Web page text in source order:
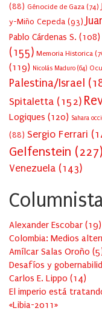
(88) Génocide de Gaza (74)
y-Miño Cepeda (93)
Pablo Cárdenas S. (108)
(155) Memoria Historica
(119) Nicolás Maduro (64)
Palestina/Israel
Spitaletta (152)
Logiques (120) Sahara
(88) Sergio Ferrari
Gelfenstein (227)
Venezuela (143)
Alexander Escobar (19)
Colombia: Medios
Amílcar Salas Oroño (5
Desafíos y
Carlos E. Lippo (14)
El imperio está
«Libia-2011»